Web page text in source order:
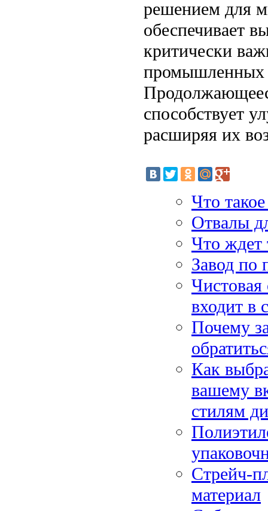
решением для
обеспечивает
критически
промышленных
способствует
расширяя их
Что
Отвалы
Что ждет
Завод по
Чистовая
входит в
Почему
Как
вашему
стилям
Стрейч-
материал